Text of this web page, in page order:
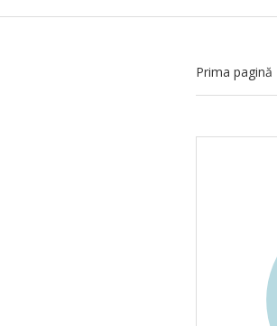
Prima pagină